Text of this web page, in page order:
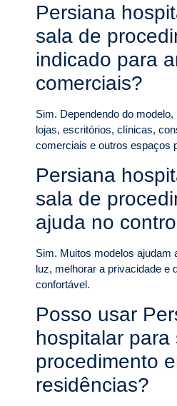
Persiana
sala de
indicado para
comerciais?
Sim. Dependendo do
lojas, escritórios, clínicas,
comerciais e outros espaços
Persiana
sala de
ajuda no
Sim. Muitos modelos ajudam
luz, melhorar a privacidade e
confortável.
Posso usar
hospitalar para
procedimento
residências?